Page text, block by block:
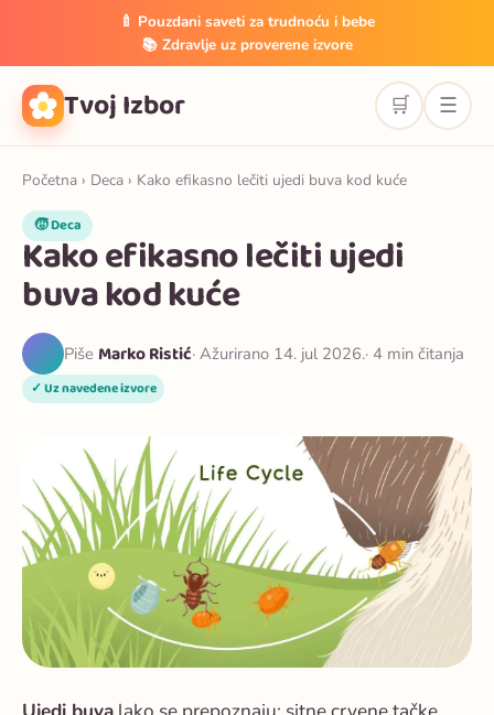
🍼 Pouzdani saveti za trudnoću i bebe
📚 Zdravlje uz proverene izvore
Tvoj Izbor 🛒 ☰
Početna › Deca › Kako efikasno lečiti ujedi buva kod kuće
🧒 Deca
Kako efikasno lečiti ujedi
buva kod kuće
Piše Marko Ristić· Ažurirano 14. jul 2026.· 4 min čitanja
✓ Uz navedene izvore